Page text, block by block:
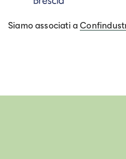
Siamo associati a